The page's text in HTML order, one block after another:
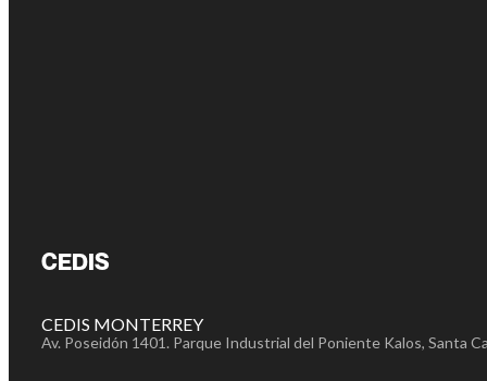
CEDIS
CEDIS MONTERREY
Av. Poseidón 1401. Parque Industrial del Poniente Kalos, Santa